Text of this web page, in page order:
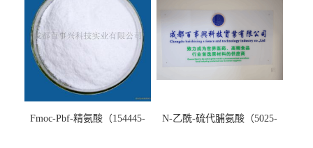
Fmoc-Pbf-精氨酸（154445-
N-乙酰-硫代脯氨酸（5025-